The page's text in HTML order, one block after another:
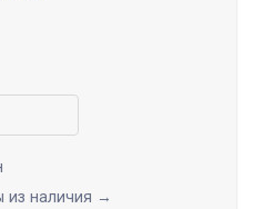
из наличия →